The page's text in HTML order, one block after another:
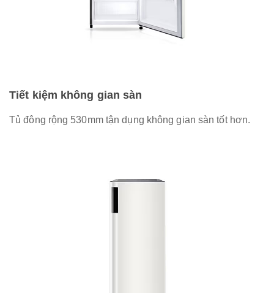
Tiết kiệm không gian sàn
Tủ đông rộng 530mm tận dụng không gian sàn tốt hơn.